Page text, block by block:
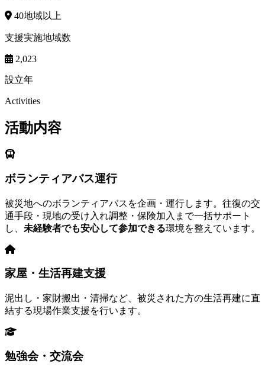
40地域以上
支援実施地域数
2,023
設立年
Activities
活動内容
ボランティアバス運行
被災地へのボランティアバスを企画・運行します。往復の交
通手段・現地の受け入れ調整・保険加入まで一括サポート
し、 未経験者でも安心して参加できる環境を整えています。
家屋・生活再建支援
泥出し・家財搬出・清掃など、被災された方の生活再建に直
結する現場作業支援を行います。
勉強会・交流会